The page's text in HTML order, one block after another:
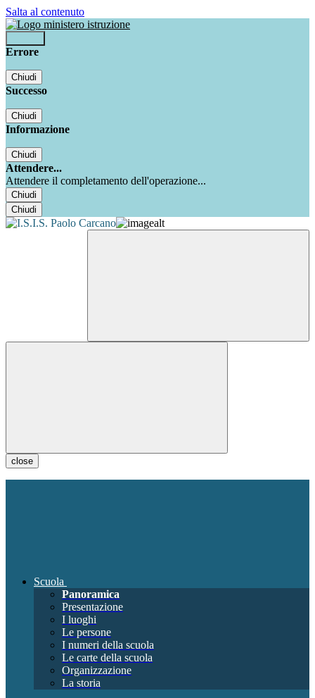
Salta al contenuto
Errore
Chiudi
Successo
Chiudi
Informazione
Chiudi
Attendere...
Attendere il completamento dell'operazione...
Chiudi
Chiudi
close
Scuola
Panoramica
Presentazione
I luoghi
Le persone
I numeri della scuola
Le carte della scuola
Organizzazione
La storia